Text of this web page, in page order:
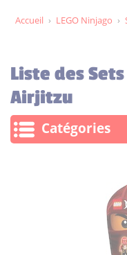
Accueil › LEGO Ninjago ›
Liste des
Airjitzu
Catégories